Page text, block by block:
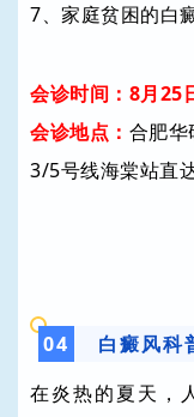
7、家庭贫困的白
会诊时间：8月25
会诊地点： 合肥
3/5号线海棠站直达
04
白癜风科
在炎热的夏天，